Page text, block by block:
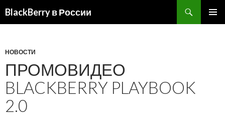
BlackBerry в России
НОВОСТИ
ПРОМОВИДЕО
BLACKBERRY PLAYBOOK
2.0